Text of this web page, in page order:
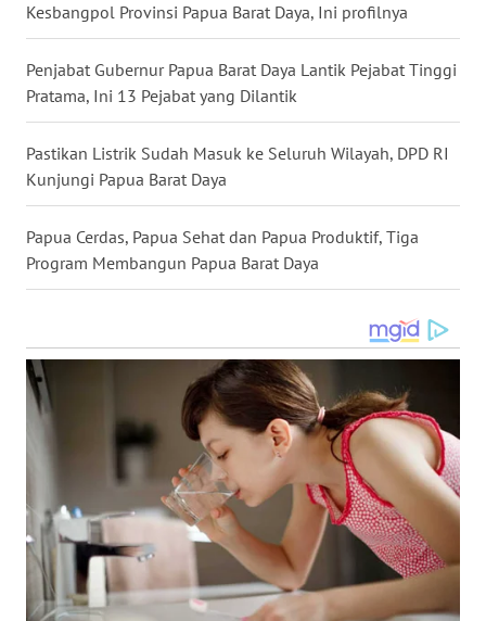
Kesbangpol Provinsi Papua Barat Daya, Ini profilnya
Penjabat Gubernur Papua Barat Daya Lantik Pejabat Tinggi
Pratama, Ini 13 Pejabat yang Dilantik
Pastikan Listrik Sudah Masuk ke Seluruh Wilayah, DPD RI
Kunjungi Papua Barat Daya
Papua Cerdas, Papua Sehat dan Papua Produktif, Tiga
Program Membangun Papua Barat Daya
WN
KALBAR
WN
KALTENG
WN
KALSEL
KALTIM
GORONTALO
WN
SULUT